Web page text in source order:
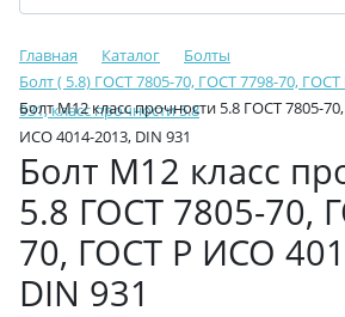
Главная Каталог
Болты
Болт ( 5.8) ГОСТ 7805-70, ГОСТ 7798-70,
931, класс прочности 5.8
Болт М12 класс прочности 5.8 ГОСТ 7805-
ИСО 4014-2013, DIN 931
Болт М12 класс
5.8 ГОСТ 7805-70,
70, ГОСТ Р ИСО
DIN 931